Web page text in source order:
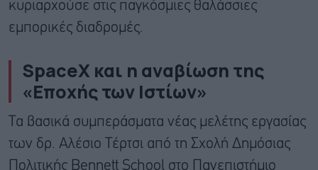
κυριαρχούσε στις παγκόσμιες θαλάσσιες
εμπορικές διαδρομές.
SpaceX και η αναβίωση της
«Εποχής των Ιστίων»
Τα βασικά συμπεράσματα νέας μελέτης εργασίας
των δρ. Αλέσιο Τέρτσι από τη Σχολή Δημόσιας
Πολιτικής Bennett School στο Πανεπιστήμιο